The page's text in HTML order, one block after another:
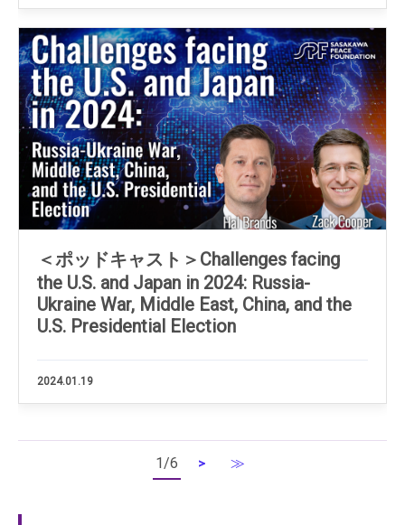
＜ポッドキャスト＞Challenges facing
the U.S. and Japan in 2024: Russia-
Ukraine War, Middle East, China, and the
U.S. Presidential Election
2024.01.19
1/6 > ≫